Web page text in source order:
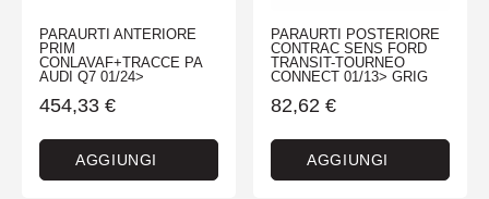
PARAURTI ANTERIORE
PRIM
CONLAVAF+TRACCE PA
AUDI Q7 01/24>
454,33 €
AGGIUNGI
PARAURTI POSTERIORE
CONTRAC SENS FORD
TRANSIT-TOURNEO
CONNECT 01/13> GRIG
82,62 €
AGGIUNGI